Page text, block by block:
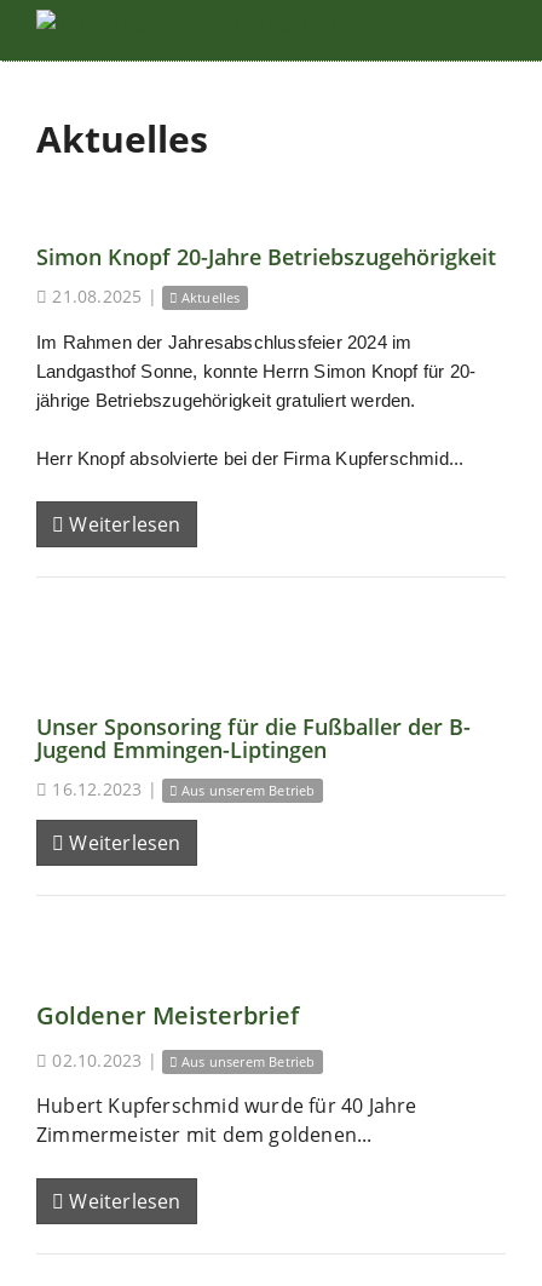
Aktuelles
Simon Knopf 20-Jahre Betriebszugehörigkeit
21.08.2025 | Aktuelles
Im Rahmen der Jahresabschlussfeier 2024 im
Landgasthof Sonne, konnte Herrn Simon Knopf für 20-
jährige Betriebszugehörigkeit gratuliert werden.
Herr Knopf absolvierte bei der Firma Kupferschmid...
Weiterlesen
Unser Sponsoring für die Fußballer der B-
Jugend Emmingen-Liptingen
16.12.2023 | Aus unserem Betrieb
Weiterlesen
Goldener Meisterbrief
02.10.2023 | Aus unserem Betrieb
Hubert Kupferschmid wurde für 40 Jahre
Zimmermeister mit dem goldenen...
Weiterlesen